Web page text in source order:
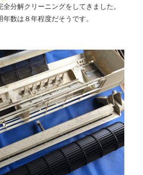
分解クリーニングをしてきました。
数は８年程度だそうです。